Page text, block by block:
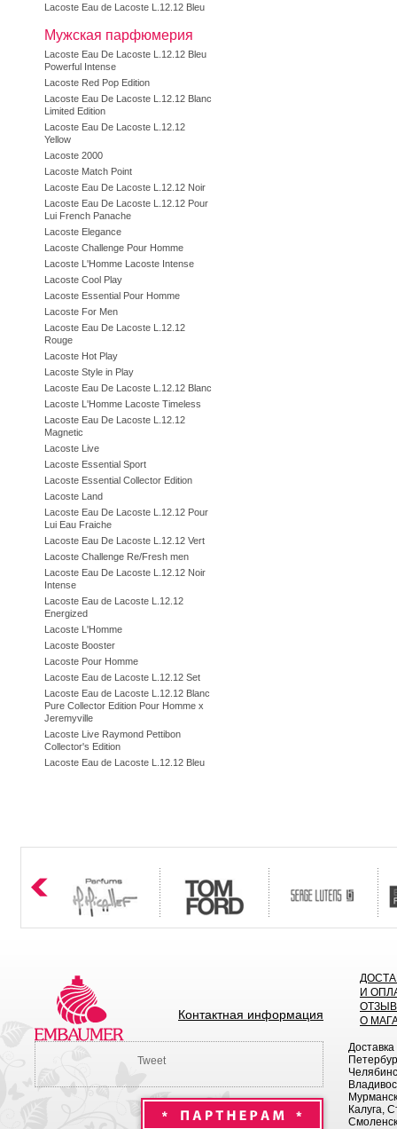
Lacoste Eau de Lacoste L.12.12 Bleu
Мужская парфюмерия
Lacoste Eau De Lacoste L.12.12 Bleu
Powerful Intense
Lacoste Red Pop Edition
Lacoste Eau De Lacoste L.12.12 Blanc
Limited Edition
Lacoste Eau De Lacoste L.12.12
Yellow
Lacoste 2000
Lacoste Match Point
Lacoste Eau De Lacoste L.12.12 Noir
Lacoste Eau De Lacoste L.12.12 Pour
Lui French Panache
Lacoste Elegance
Lacoste Challenge Pour Homme
Lacoste L'Homme Lacoste Intense
Lacoste Cool Play
Lacoste Essential Pour Homme
Lacoste For Men
Lacoste Eau De Lacoste L.12.12
Rouge
Lacoste Hot Play
Lacoste Style in Play
Lacoste Eau De Lacoste L.12.12 Blanc
Lacoste L'Homme Lacoste Timeless
Lacoste Eau De Lacoste L.12.12
Magnetic
Lacoste Live
Lacoste Essential Sport
Lacoste Essential Collector Edition
Lacoste Land
Lacoste Eau De Lacoste L.12.12 Pour
Lui Eau Fraiche
Lacoste Eau De Lacoste L.12.12 Vert
Lacoste Challenge Re/Fresh men
Lacoste Eau De Lacoste L.12.12 Noir
Intense
Lacoste Eau de Lacoste L.12.12
Energized
Lacoste L'Homme
Lacoste Booster
Lacoste Pour Homme
Lacoste Eau de Lacoste L.12.12 Set
Lacoste Eau de Lacoste L.12.12 Blanc
Pure Collector Edition Pour Homme x
Jeremyville
Lacoste Live Raymond Pettibon
Collector's Edition
Lacoste Eau de Lacoste L.12.12 Bleu
Контактная информация
И
О
Tweet
Калуга,